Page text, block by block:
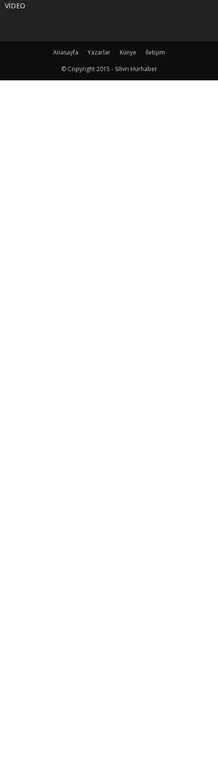
VİDEO
Anasayfa Yazarlar Künye
İletişim
© Copyright 2015 - Silivri Hürhaber